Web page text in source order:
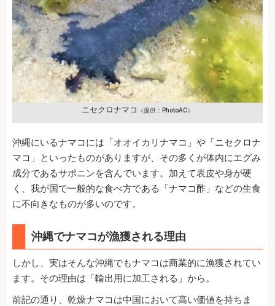
ニセクロナマコ （提供：PhotoAC）
沖縄にいるナマコには「オオイカリナマコ」や「ニセクロナ
マコ」といったものがありますが、その多くが体内にエグみ
成分であるサポニンを含んでいます。加えて表皮や身が硬
く、我が国で一般的な食べ方である「ナマコ酢」などの生食
に不向きなものが多いのです。
沖縄でナマコが漁獲される理由
しかし、実はそんな沖縄でもナマコは商業的に漁獲されてい
ます。その理由は「輸出用に加工される」から。
前記の通り、乾燥ナマコは中国において高い価値を持ちま